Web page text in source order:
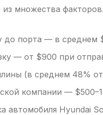
из множества
до порта — в среднем
— от $900 при
(в среднем 48%
компании —
автомобиля Hyundai